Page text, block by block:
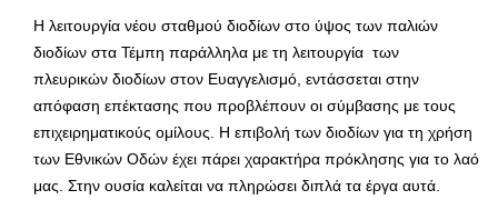
Η λειτουργία νέου σταθμού διοδίων στο ύψος των παλιών
διοδίων στα Τέμπη παράλληλα με τη λειτουργία των
πλευρικών διοδίων στον Ευαγγελισμό, εντάσσεται στην
απόφαση επέκτασης που προβλέπουν οι σύμβασης με τους
επιχειρηματικούς ομίλους. Η επιβολή των διοδίων για τη χρήση
των Εθνικών Οδών έχει πάρει χαρακτήρα πρόκλησης για το λαό
μας. Στην ουσία καλείται να πληρώσει διπλά τα έργα αυτά.